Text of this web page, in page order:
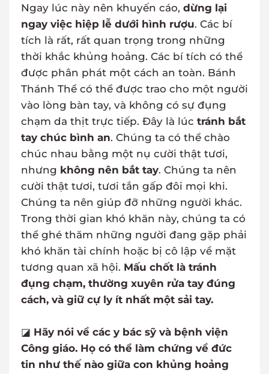
Ngay lúc này nên khuyến cáo, dừng lại
ngay việc hiệp lễ dưới hình rượu. Các bí
tích là rất, rất quan trọng trong những
thời khắc khủng hoảng. Các bí tích có thể
được phân phát một cách an toàn. Bánh
Thánh Thể có thể được trao cho một người
vào lòng bàn tay, và không có sự đụng
chạm da thịt trực tiếp. Đây là lúc tránh bắt
tay chúc bình an. Chúng ta có thể chào
chúc nhau bằng một nụ cười thật tươi,
nhưng không nên bắt tay. Chúng ta nên
cười thật tươi, tươi tắn gấp đôi mọi khi.
Chúng ta nên giúp đỡ những người khác.
Trong thời gian khó khăn này, chúng ta có
thể ghé thăm những người đang gặp phải
khó khăn tài chính hoặc bị cô lập về mặt
tương quan xã hội. Mấu chốt là tránh
đụng chạm, thường xuyên rửa tay đúng
cách, và giữ cự ly ít nhất một sải tay.
◪ Hãy nói về các y bác sỹ và bệnh viện
Công giáo. Họ có thể làm chứng về đức
tin như thế nào giữa con khủng hoảng